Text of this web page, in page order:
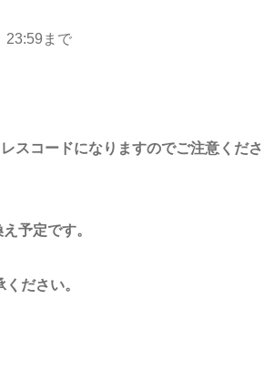
23:59まで
スコードになりますのでご注意くださ
予定です。
ださい。